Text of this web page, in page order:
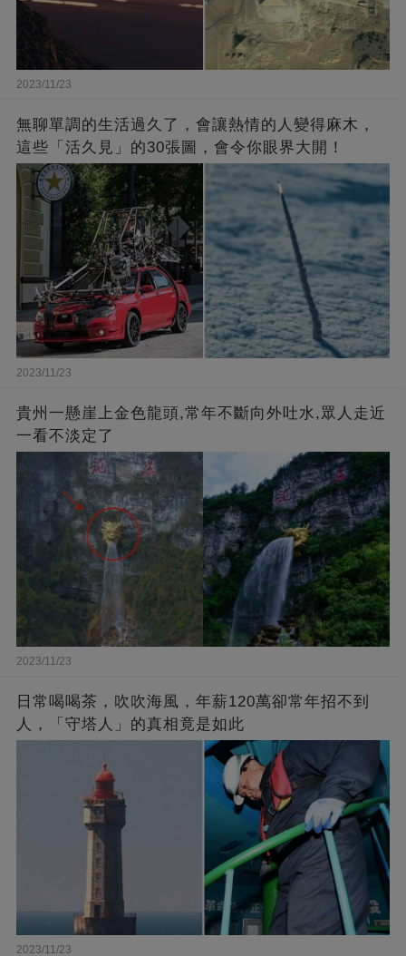
2023/11/23
無聊單調的生活過久了，會讓熱情的人變得麻木，
這些「活久見」的30張圖，會令你眼界大開！
2023/11/23
貴州一懸崖上金色龍頭,常年不斷向外吐水,眾人走近
一看不淡定了
2023/11/23
日常喝喝茶，吹吹海風，年薪120萬卻常年招不到
人，「守塔人」的真相竟是如此
2023/11/23